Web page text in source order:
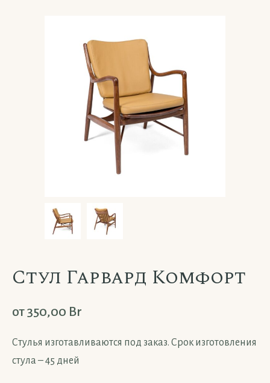
Стул Гарвард Комфорт
от350,00 Br
Стулья изготавливаются под заказ. Срок изготовления
стула – 45 дней